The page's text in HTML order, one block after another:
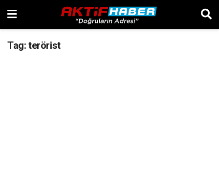
Tag: terörist